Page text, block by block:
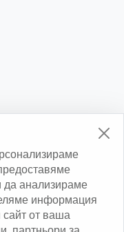
да анализираме
информация
сайт от ваша